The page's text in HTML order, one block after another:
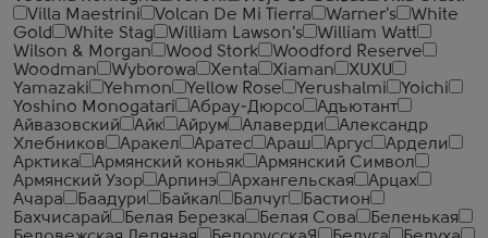
Villa Maestrini
Volcan De Mi Tierra Warner's
White
Gold
White Stag William Lawson's
William Watt
Wilson & Morgan
Wood Stork
Woodford Reserve
Woodman
Wyborowa Xenta Xiaman
XUXU
Yamazaki
Yehmon Yellow Rose Yerushalmi
Yoichi
Yoshino Monogatari
Абрау-Дюрсо
Адъютант
Айвазовский
Айк Айрум Алаверди
Александр
Хлебников
Аракел Аратес Араш Аргус
Ардели
Арктика
Армянский коньяк
Армянский Символ
Армянский Узор
Арпинэ Архангельская
Арцах
Ачара
Баадури Байкал Балчуг
Бастион
Бахчисарай
Белая Березка Белая Сова
Беленькая